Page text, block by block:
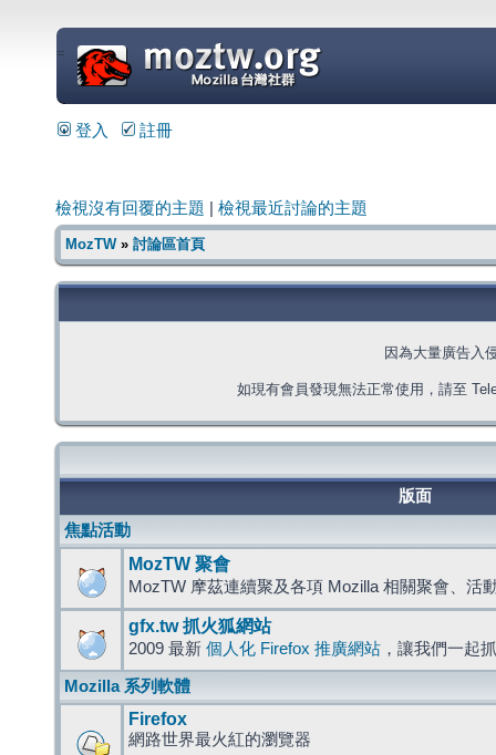
=
登入 註冊
檢視沒有回覆的主題 檢視最近討論的主題
MozTW» 討論區首頁
因為大量廣告入
如現有會員發現無法正常使用，請至
版面
焦點活動
MozTW 聚會
MozTW 摩茲連續聚及各項 Mozilla 相關聚會、活
gfx.tw 抓火狐網站
2009 最新 個人化 Firefox 推廣網站 ，讓我們一起
Mozilla 系列軟體
Firefox
網路世界最火紅的瀏覽器